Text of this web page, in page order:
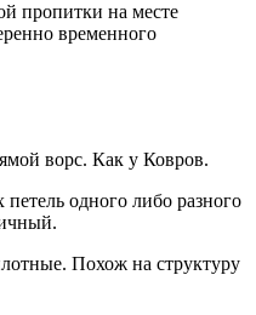
пропитки на месте
временного
ворс. Как у Ковров.
одного либо разного
Похож на структуру